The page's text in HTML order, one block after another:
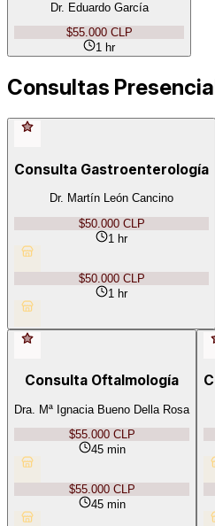
Dr. Eduardo García
$55.000 CLP
1 hr
Consultas
Consulta Gastroenterología
Dr. Martín León Cancino
$50.000 CLP
1 hr
$50.000 CLP
1 hr
Consulta Oftalmología
Dra. Mª Ignacia Bueno Della Rosa
$55.000 CLP
45 min
$55.000 CLP
45 min